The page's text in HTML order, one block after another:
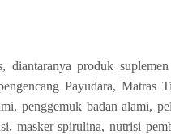
produk
Payudara, Matras
penggemuk badan alami,
masker spirulina, nutrisi